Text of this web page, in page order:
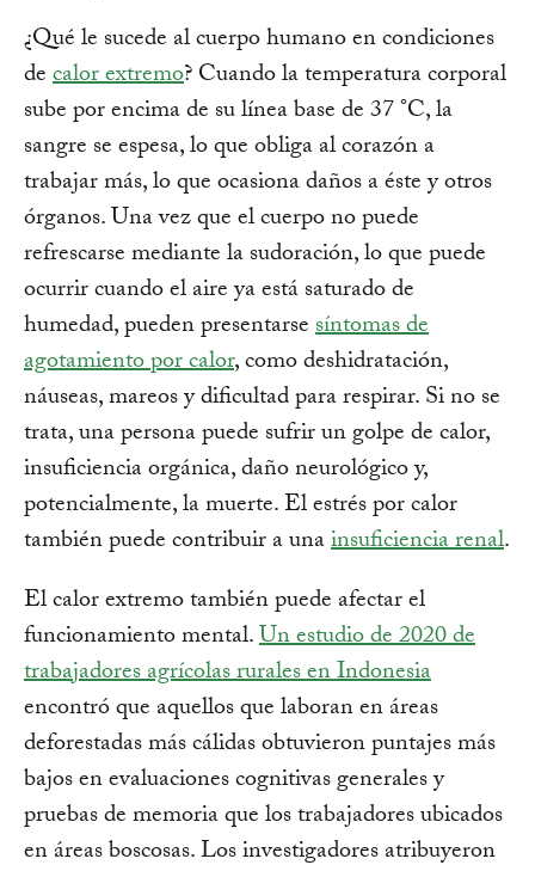
¿Qué le sucede al cuerpo humano en condiciones
decalor extremo? Cuando la temperatura corporal
sube por encima de su línea base de 37 °C, la
sangre se espesa, lo que obliga al corazón a
trabajar más, lo que ocasiona daños a éste y otros
órganos. Una vez que el cuerpo no puede
refrescarse mediante la sudoración, lo que puede
ocurrir cuando el aire ya está saturado de
humedad, pueden presentarsesíntomas de
agotamiento por calor, como deshidratación,
náuseas, mareos y dificultad para respirar. Si no se
trata, una persona puede sufrir un golpe de calor,
insuficiencia orgánica, daño neurológico y,
potencialmente, la muerte. El estrés por calor
también puede contribuir a unainsuficiencia renal.
El calor extremo también puede afectar el
funcionamiento mental.Un estudio de 2020 de
trabajadores agrícolas rurales en Indonesia
encontró que aquellos que laboran en áreas
deforestadas más cálidas obtuvieron puntajes más
bajos en evaluaciones cognitivas generales y
pruebas de memoria que los trabajadores ubicados
en áreas boscosas. Los investigadores atribuyeron